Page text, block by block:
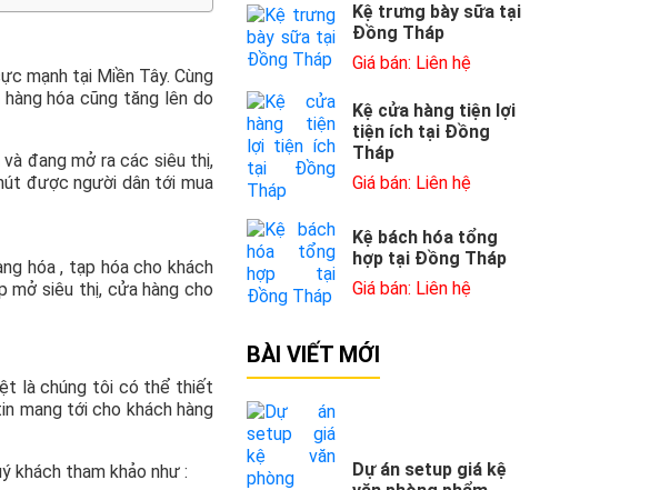
mạnh tại Miền Tây. Cùng
hóa cũng tăng lên do
đang mở ra các siêu thị,
được người dân tới mua
hóa , tạp hóa cho khách
mở siêu thị, cửa hàng cho
là chúng tôi có thể thiết
mang tới cho khách hàng
khách tham khảo như :
Kệ trưng bày sữa tại
Đồng Tháp
Giá bán: Liên hệ
Kệ cửa hàng tiện lợi
tiện ích tại Đồng
Tháp
Giá bán: Liên hệ
Kệ bách hóa tổng
hợp tại Đồng Tháp
Giá bán: Liên hệ
BÀI VIẾT MỚI
Dự án setup giá kệ